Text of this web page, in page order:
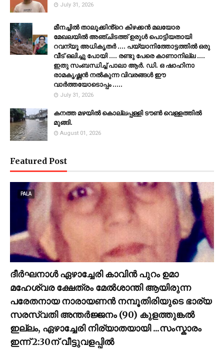
July 31, 2026
മീനച്ചിൽ താലൂക്കിൻ്റെ കിഴക്കൻ മലയോര
മേഖലയിൽ അഞ്ചിടത്ത് ഉരുൾ പൊട്ടിയതായി
റവന്യൂ അധികൃതർ .... പയ്യാനിത്തോട്ടത്തിൽ ഒരു
വീട് ഒലിച്ചു പോയി .... രണ്ടു പേരെ കാണാനില്ല ....
ഇതു സംബന്ധിച്ച് പാലാ ആർ. ഡി. ഒ ഷാഹിനാ
രാമകൃഷ്ണൻ നൽകുന്ന വിവരങ്ങൾ ഈ
വാർത്തയോടൊപ്പം .....
July 31, 2026
കനത്ത മഴയില്‍ കൊല്ലപ്പള്ളി ടൗണ്‍ വെള്ളത്തില്‍
മുങ്ങി.
August 01, 2026
Featured Post
PALA
ദീർഘനാൾ ഏഴാച്ചേരി കാവിൻ പുറം ഉമാ
മഹേശ്വര ക്ഷേത്രം മേൽശാന്തി ആയിരുന്ന
പരേതനായ നാരായണൻ നമ്പൂതിരിയുടെ ഭാര്യ
സരസ്വതി അന്തർജ്ജനം (90) കുളത്തുങ്കൽ
ഇല്ലം, ഏഴാച്ചേരി നിര്യാതയായി ...സംസ്കാരം
ഇന്ന് 2:30ന് വീട്ടുവളപ്പിൽ